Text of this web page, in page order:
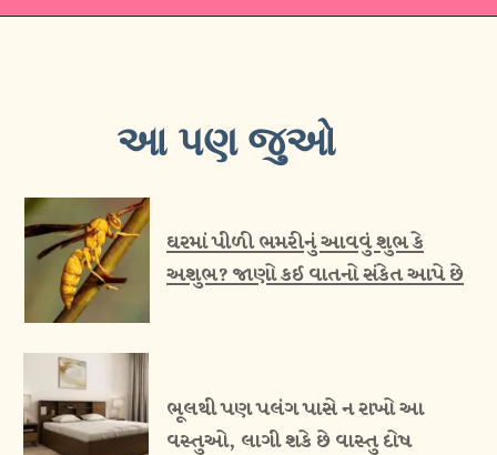
આ પણ જુઓ
ભૂલથી પણ પલંગ પાસે ન રાખો આ
વસ્તુઓ, લાગી શકે છે વાસ્તુ દોષ
ઘરમાં પીળી ભમરીનું આવવું શુભ કે
અશુભ? જાણો કઈ વાતનો સંકેત આપે છે